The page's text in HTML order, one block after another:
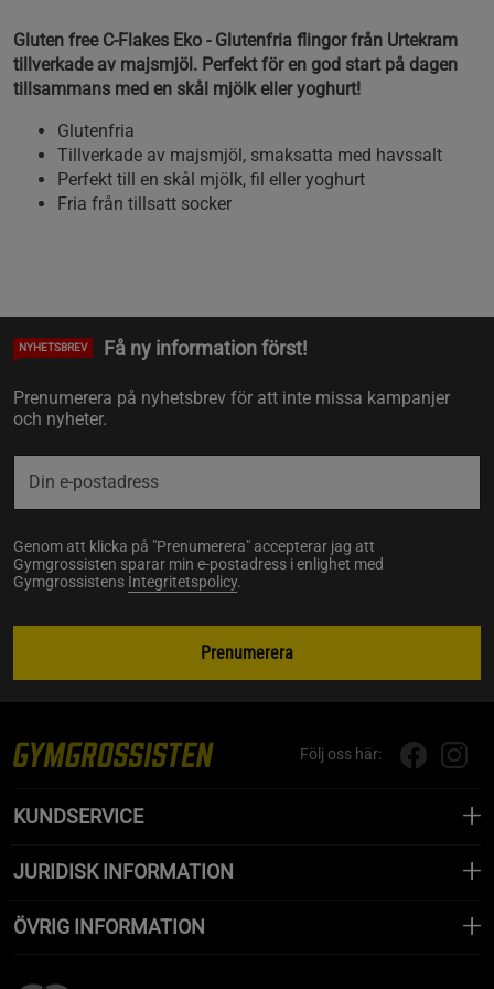
Gluten free C-Flakes Eko - Glutenfria flingor från Urtekram
tillverkade av majsmjöl. Perfekt för en god start på dagen
tillsammans med en skål mjölk eller yoghurt!
Glutenfria
Tillverkade av majsmjöl, smaksatta med havssalt
Perfekt till en skål mjölk, fil eller yoghurt
Fria från tillsatt socker
NYHETSBREV Få ny information först!
Prenumerera på nyhetsbrev för att inte missa kampanjer
och nyheter.
Genom att klicka på "Prenumerera" accepterar jag att
Gymgrossisten sparar min e-postadress i enlighet med
Gymgrossistens Integritetspolicy.
Prenumerera
Följ oss här:
KUNDSERVICE
JURIDISK INFORMATION
ÖVRIG INFORMATION